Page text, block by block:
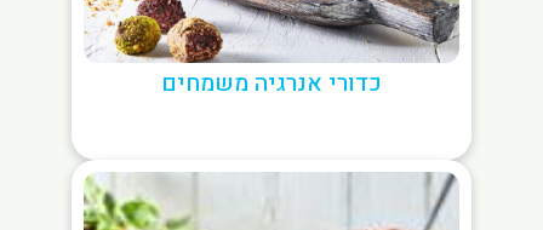
כדורי אנרגיה משמחים